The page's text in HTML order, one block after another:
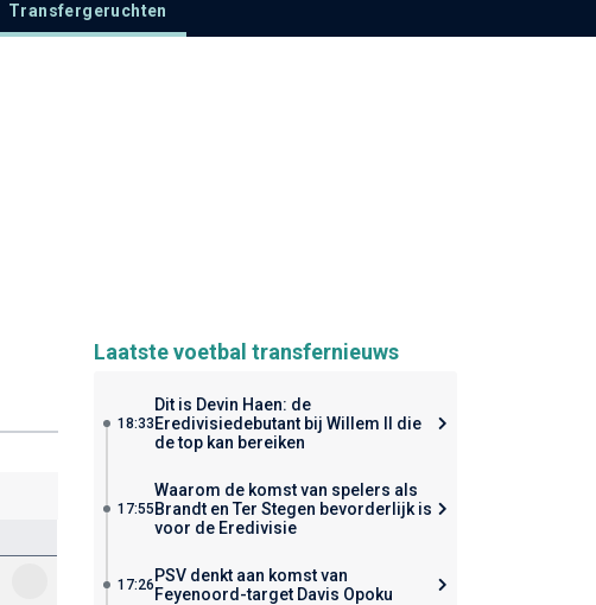
Transfergeruchten
Laatste voetbal transfernieuws
18:33
Dit is Devin Haen: de
Eredivisiedebutant bij Willem II die
de top kan bereiken
17:55
Waarom de komst van spelers als
Brandt en Ter Stegen bevorderlijk is
voor de Eredivisie
17:26 PSV denkt aan komst van
Feyenoord-target Davis Opoku